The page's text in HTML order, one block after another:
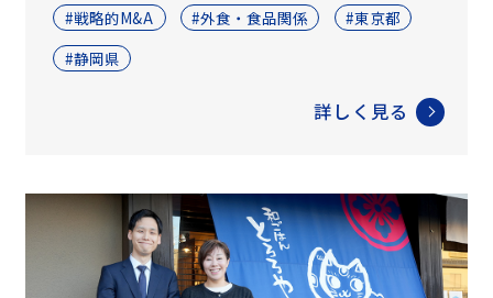
#戦略的M&A
#外食・食品関係
#東京都
#静岡県
詳しく見る